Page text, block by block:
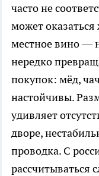
часто не
может
местное вино —
нередко
покупок: мёд,
настойчивы.
удивляет
дворе,
проводка. С